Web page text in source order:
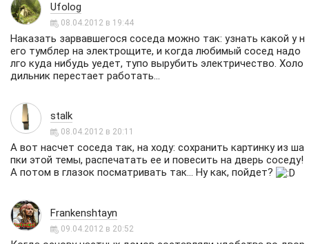
Ufolog
08.04.2012 в 19:44
Наказать зарвавшегося соседа можно так: узнать какой у н
его тумблер на электрощите, и когда любимый сосед надо
лго куда нибудь уедет, тупо вырубить электричество. Холо
дильник перестает работать...
stalk
08.04.2012 в 20:11
А вот насчет соседа так, на ходу: сохранить картинку из ша
пки этой темы, распечатать ее и повесить на дверь соседу!
А потом в глазок посматривать так... Ну как, пойдет?
Frankenshtayn
09.04.2012 в 20:52